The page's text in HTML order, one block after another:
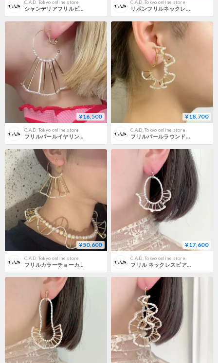
C.A.D. Tokyo online store
シャンデリアフリルピアス
C.A.D. Tokyo online store
リボンフリルネックレス/パール
¥16,500
C.A.D. Tokyo online store
フリルパールイヤリング / ロングスティック
¥18,700
C.A.D. Tokyo online store
フリルパールラウンドピアス・イヤリング
¥50,600
C.A.D. Tokyo online store
フリルカラーチョーカー/パール
¥17,600
C.A.D. Tokyo online store
フリル ネックレスピアス・イヤリング / ショートタイプ